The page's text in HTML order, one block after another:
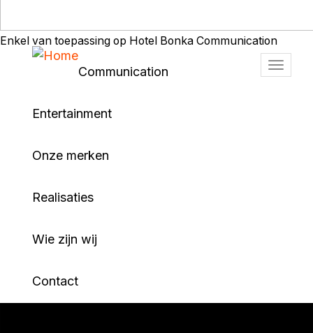
Enkel van toepassing op Hotel Bonka Communication
Communication
Entertainment
Onze merken
Realisaties
Wie zijn wij
Contact